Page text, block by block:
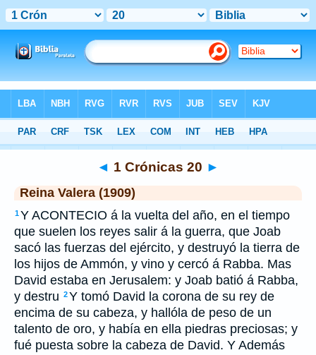
>RVR 1909 > 1 Crónicas 20
◄ 1 Crónicas 20 ►
Reina Valera (1909)
1Y ACONTECIO á la vuelta del año, en el tiempo
que suelen los reyes salir á la guerra, que Joab
sacó las fuerzas del ejército, y destruyó la tierra de
los hijos de Ammón, y vino y cercó á Rabba. Mas
David estaba en Jerusalem: y Joab batió á Rabba,
y destru 2Y tomó David la corona de su rey de
encima de su cabeza, y hallóla de peso de un
talento de oro, y había en ella piedras preciosas; y
fué puesta sobre la cabeza de David. Y Además